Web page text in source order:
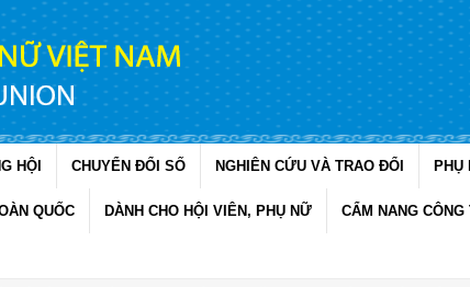
HỘI CHUYỂN ĐỔI SỐ NGHIÊN CỨU VÀ TRAO ĐỔI PHỤ
QUỐC DÀNH CHO HỘI VIÊN, PHỤ NỮ CẨM NANG CÔNG